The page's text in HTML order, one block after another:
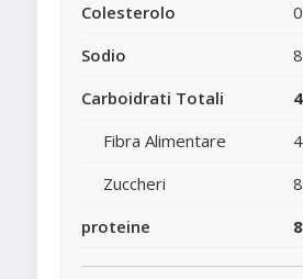
Colesterolo
Sodio
Carboidrati Totali
Fibra Alimentare
Zuccheri
proteine